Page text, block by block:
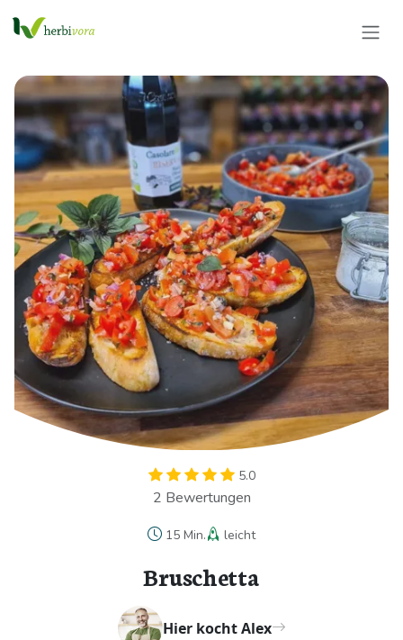
5.0
2 Bewertungen
15 Min. leicht
Bruschetta
Hier kocht Alex